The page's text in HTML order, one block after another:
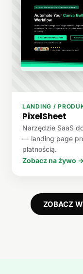
LANDING /
PixelSheet
Narzędzie SaaS
— landing page
płatnością.
Zobacz na żywo →
ZOBACZ